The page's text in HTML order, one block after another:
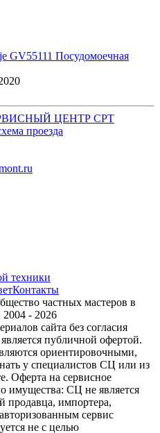
GV55111 Посудомоечная
ЦЕНТР СРТ
проезда
техники
Контакты
частных мастеров в
- 2026
сайта без согласия
публичной офертой.
ориентировочными,
у специалистов СЦ или из
Оферта на сервисное
имущества: СЦ не является
продавца, импортера,
сервис
не с целью